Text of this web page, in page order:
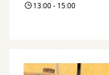
13:00 - 15:00